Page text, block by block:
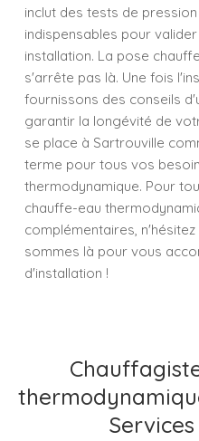
inclut des tests de
indispensables pour
installation. La pose
s'arrête pas là. Une fois
fournissons des conseils
garantir la longévité de
se place à Sartrouville
terme pour tous vos
thermodynamique. Pour
chauffe-eau
complémentaires,
sommes là pour vous
d'installation !